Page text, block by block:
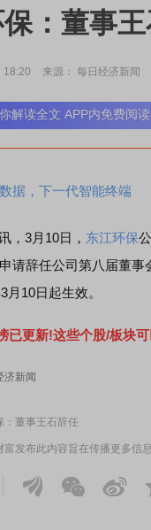
：董事
18:20 来源： 每日经济新闻
解读全文 APP内免费阅读
据，下一代智能终端
3月10日， 东江环保
请辞任公司第八届董事
月10日起生效。
已更新!这些个股/板块
济新闻
：董事王石辞任
富发布此内容旨在传播更多信